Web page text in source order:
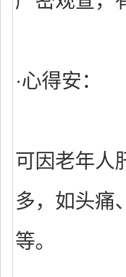
·心得安：
可因老年人
多，如头痛
等。